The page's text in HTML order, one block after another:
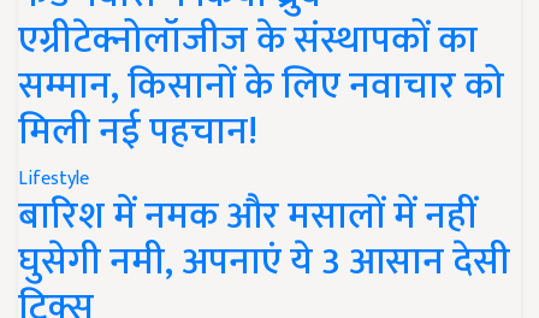
एग्रीटेक्नोलॉजीज के संस्थापकों का
सम्मान, किसानों के लिए नवाचार को
मिली नई पहचान!
Lifestyle
बारिश में नमक और मसालों में नहीं
घुसेगी नमी, अपनाएं ये 3 आसान देसी